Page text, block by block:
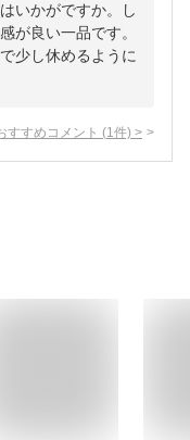
いかがですか。し
が良い一品です。
少し休めるように
すすめコメント (1 件) >